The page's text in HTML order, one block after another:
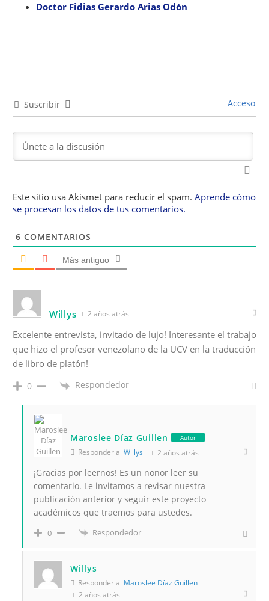
Doctor Fidias Gerardo Arias Odón
Suscribir Acceso
Este sitio usa Akismet para reducir el spam. Aprende cómo
se procesan los datos de tus comentarios.
6 COMENTARIOS
Más antiguo
Willys 2 años atrás
Excelente entrevista, invitado de lujo! Interesante el trabajo
que hizo el profesor venezolano de la UCV en la traducción
de libro de platón!
0 Respondedor
Maroslee Díaz Guillen Autor
Responder a Willys 2 años atrás
¡Gracias por leernos! Es un nonor leer su
comentario. Le invitamos a revisar nuestra
publicación anterior y seguir este proyecto
académicos que traemos para ustedes.
0 Respondedor
Willys
Responder a Maroslee Díaz Guillen
2 años atrás